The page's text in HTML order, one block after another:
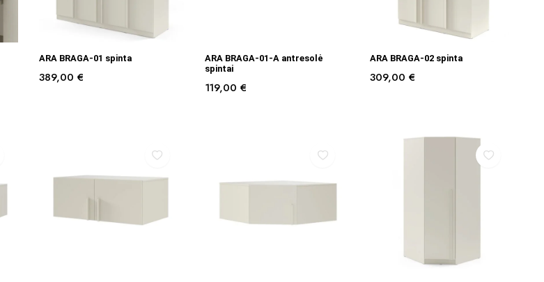
Į KREPŠELĮ
ARA BRAGA-01 spinta
389,00 €
Į KREPŠELĮ
ARA BRAGA-01-A antresolė
spintai
119,00€
Į KREPŠELĮ
ARA BRAGA-02 spinta
309,00€